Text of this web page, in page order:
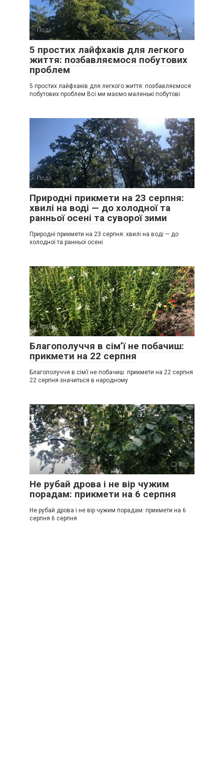
Події 0
5 простих лайфхаків для легкого
життя: позбавляємося побутових
проблем
5 простих лайфхаків для легкого життя: позбавляємося
побутових проблем Всі ми маємо маленькі побутові
Події 0
Природні прикмети на 23 серпня:
хвилі на воді — до холодної та
ранньої осені та суворої зими
Природні прикмети на 23 серпня: хвилі на воді — до
холодної та ранньої осені
Події 0
Благополуччя в сім’ї не побачиш:
прикмети на 22 серпня
Благополуччя в сім’ї не побачиш: прикмети на 22 серпня
22 серпня значиться в народному
Події 0
Не рубай дрова і не вір чужим
порадам: прикмети на 6 серпня
Не рубай дрова і не вір чужим порадам: прикмети на 6
серпня 6 серпня